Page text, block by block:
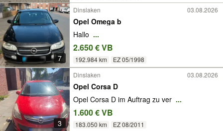
7
Dinslaken 03.08.2026
Opel Omega b
Hallo ...
2.650 € VB
192.984 km EZ 05/1998
3
Dinslaken 03.08.2026
Opel Corsa D
Opel Corsa D im Auftrag zu ver ...
1.600 € VB
183.050 km EZ 08/2011